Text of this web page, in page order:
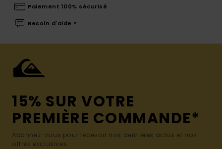
Paiement 100% sécurisé
Besoin d'aide ?
15% SUR VOTRE
PREMIÈRE COMMANDE*
Abonnez-vous pour recevoir nos dernières actus et nos
offres exclusives.